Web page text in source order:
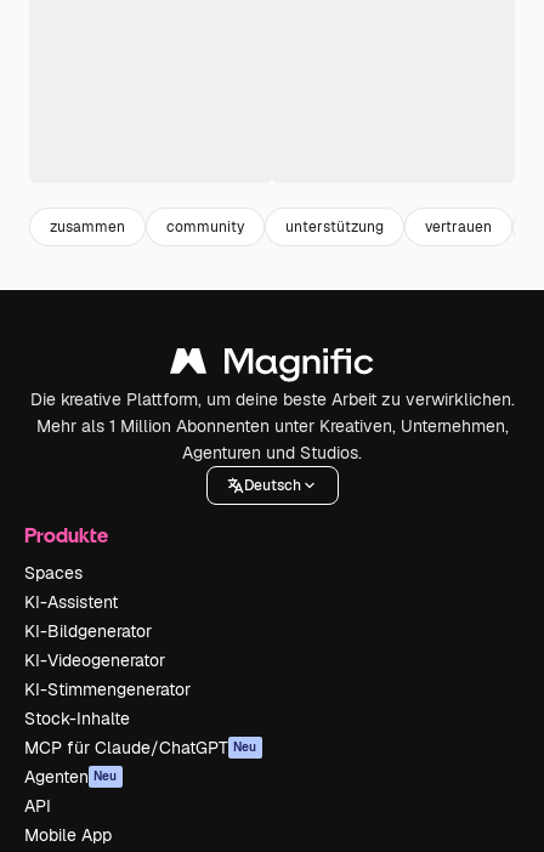
zusammen community unterstützung vertrauen
Die kreative Plattform, um deine beste Arbeit zu verwirklichen.
Mehr als 1 Million Abonnenten unter Kreativen, Unternehmen,
Agenturen und Studios.
Deutsch
Produkte
Spaces
KI-Assistent
KI-Bildgenerator
KI-Videogenerator
KI-Stimmengenerator
Stock-Inhalte
MCP für Claude/ChatGPT Neu
Agenten Neu
API
Mobile App